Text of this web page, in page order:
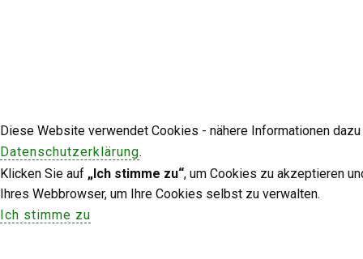
Diese Website verwendet Cookies - nähere Informationen
Datenschutzerklärung.
Klicken Sie auf „Ich stimme zu“, um Cookies zu akzeptieren
Ihres Webbrowser, um Ihre Cookies selbst zu verwalten.
Ich stimme zu